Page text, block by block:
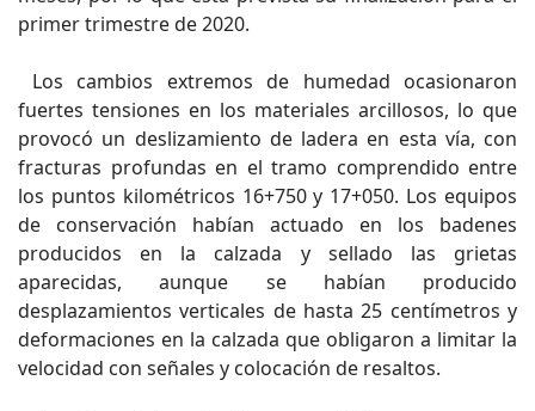
primer trimestre de 2020.
Los cambios extremos de humedad ocasionaron
fuertes tensiones en los materiales arcillosos, lo que
provocó un deslizamiento de ladera en esta vía, con
fracturas profundas en el tramo comprendido entre
los puntos kilométricos 16+750 y 17+050. Los equipos
de conservación habían actuado en los badenes
producidos en la calzada y sellado las grietas
aparecidas, aunque se habían producido
desplazamientos verticales de hasta 25 centímetros y
deformaciones en la calzada que obligaron a limitar la
velocidad con señales y colocación de resaltos.